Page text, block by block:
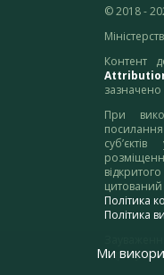
© 2018 -
Контент
зазначено
При
цитований
Політика
Політика
адресу:
Ми